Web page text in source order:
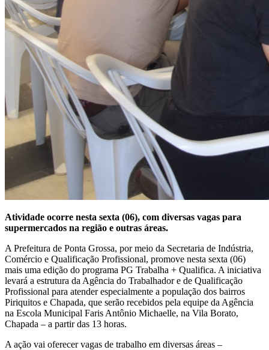
Atividade ocorre nesta sexta (06), com diversas vagas para
supermercados na região e outras áreas.
A Prefeitura de Ponta Grossa, por meio da Secretaria de Indústria,
Comércio e Qualificação Profissional, promove nesta sexta (06)
mais uma edição do programa PG Trabalha + Qualifica. A iniciativa
levará a estrutura da Agência do Trabalhador e de Qualificação
Profissional para atender especialmente a população dos bairros
Piriquitos e Chapada, que serão recebidos pela equipe da Agência
na Escola Municipal Faris Antônio Michaelle, na Vila Borato,
Chapada – a partir das 13 horas.
A ação vai oferecer vagas de trabalho em diversas áreas –